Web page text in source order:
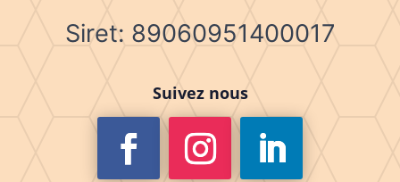
Siret: 89060951400017
Suivez nous